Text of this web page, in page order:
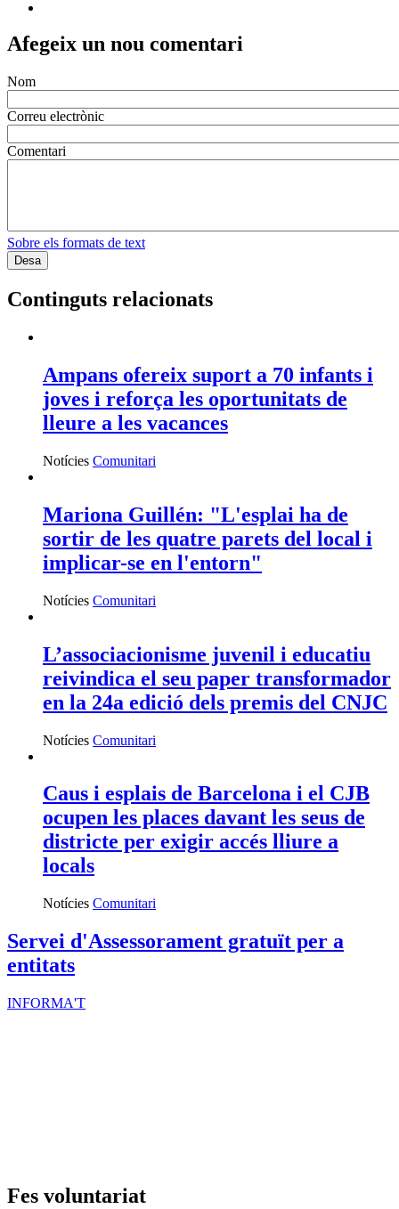
Afegeix un nou comentari
Nom
Correu electrònic
Comentari
Sobre els formats de text
Continguts relacionats
Ampans ofereix suport a 70 infants i
joves i reforça les oportunitats de
lleure a les vacances
Notícies Comunitari
Mariona Guillén: "L'esplai ha de
sortir de les quatre parets del local i
implicar-se en l'entorn"
Notícies Comunitari
L’associacionisme juvenil i educatiu
reivindica el seu paper transformador
en la 24a edició dels premis del CNJC
Notícies Comunitari
Caus i esplais de Barcelona i el CJB
ocupen les places davant les seus de
districte per exigir accés lliure a
locals
Notícies Comunitari
Servei d'Assessorament gratuït per a
entitats
INFORMA'T
Fes voluntariat